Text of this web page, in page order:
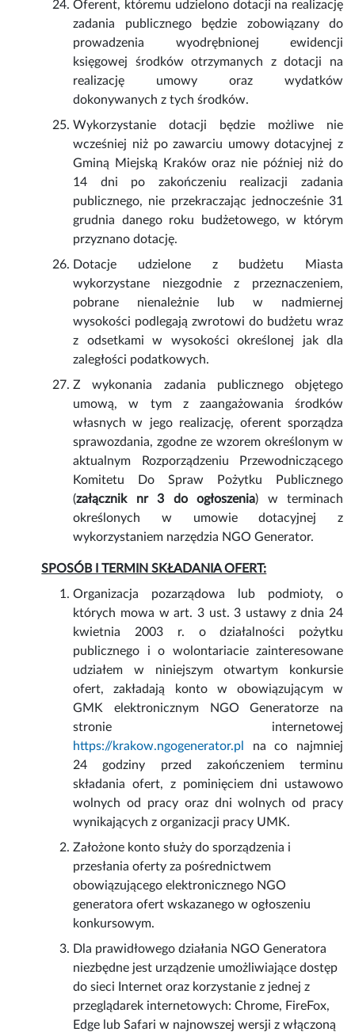
Oferent, któremu udzielono dotacji na realizację
zadania publicznego będzie zobowiązany do
prowadzenia wyodrębnionej ewidencji
księgowej środków otrzymanych z dotacji na
realizację umowy oraz wydatków
dokonywanych z tych środków.
Wykorzystanie dotacji będzie możliwe nie
wcześniej niż po zawarciu umowy dotacyjnej z
Gminą Miejską Kraków oraz nie później niż do
14 dni po zakończeniu realizacji zadania
publicznego, nie przekraczając jednocześnie 31
grudnia danego roku budżetowego, w którym
przyznano dotację.
Dotacje udzielone z budżetu Miasta
wykorzystane niezgodnie z przeznaczeniem,
pobrane nienależnie lub w nadmiernej
wysokości podlegają zwrotowi do budżetu wraz
z odsetkami w wysokości określonej jak dla
zaległości podatkowych.
Z wykonania zadania publicznego objętego
umową, w tym z zaangażowania środków
własnych w jego realizację, oferent sporządza
sprawozdania, zgodne ze wzorem określonym w
aktualnym Rozporządzeniu Przewodniczącego
Komitetu Do Spraw Pożytku Publicznego
(załącznik nr 3 do ogłoszenia) w terminach
określonych w umowie dotacyjnej z
wykorzystaniem narzędzia NGO Generator.
SPOSÓB I TERMIN SKŁADANIA OFERT:
Organizacja pozarządowa lub podmioty, o
których mowa w art. 3 ust. 3 ustawy z dnia 24
kwietnia 2003 r. o działalności pożytku
publicznego i o wolontariacie zainteresowane
udziałem w niniejszym otwartym konkursie
ofert, zakładają konto w obowiązującym w
GMK elektronicznym NGO Generatorze na
stronie internetowej
https://krakow.ngogenerator.pl
na co najmniej
24 godziny przed zakończeniem terminu
składania ofert, z pominięciem dni ustawowo
wolnych od pracy oraz dni wolnych od pracy
wynikających z organizacji pracy UMK.
Założone konto służy do sporządzenia i
przesłania oferty za pośrednictwem
obowiązującego elektronicznego NGO
generatora ofert wskazanego w ogłoszeniu
konkursowym.
Dla prawidłowego działania NGO Generatora
niezbędne jest urządzenie umożliwiające dostęp
do sieci Internet oraz korzystanie z jednej z
przeglądarek internetowych: Chrome, FireFox,
Edge lub Safari w najnowszej wersji z włączoną